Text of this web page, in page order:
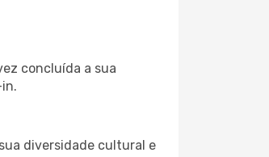
concluída a sua
diversidade cultural e